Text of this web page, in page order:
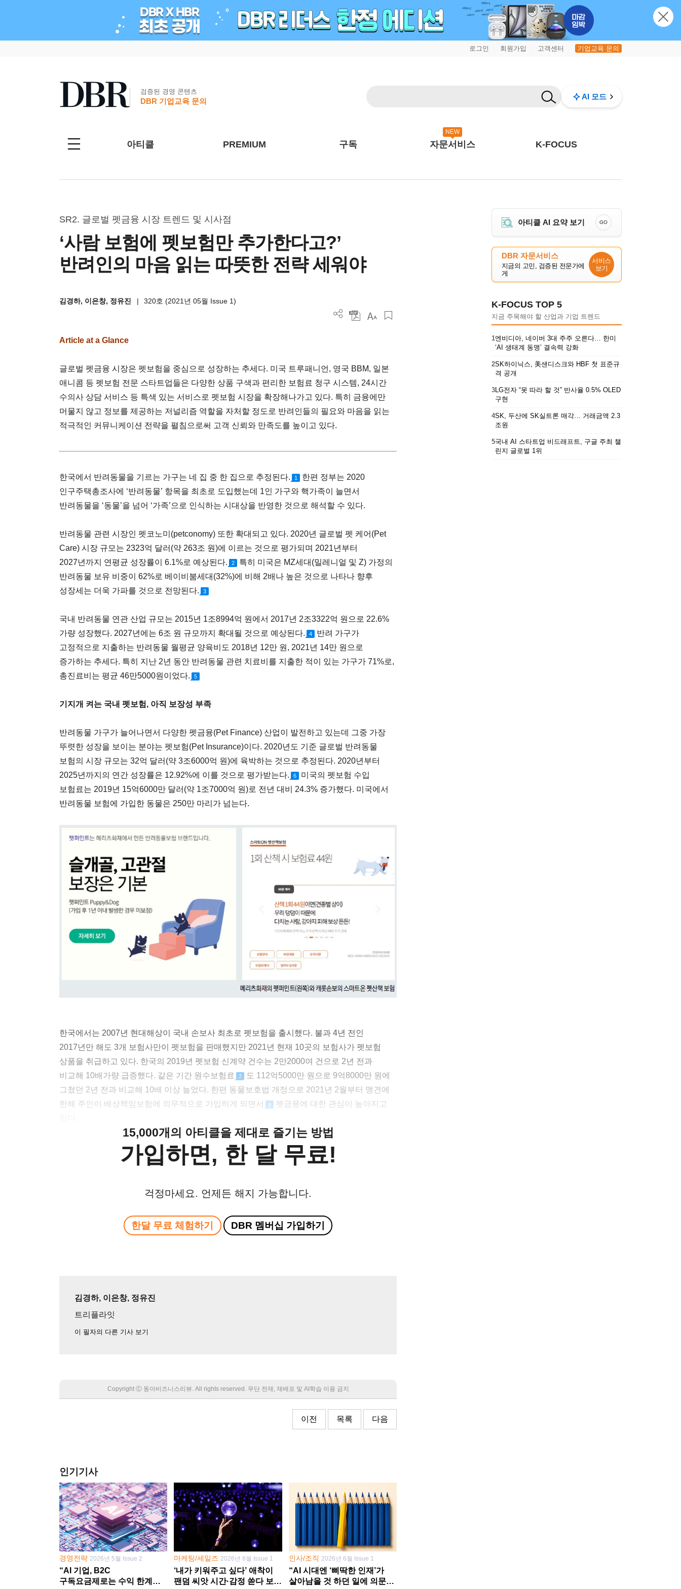
로그인 회원가입 고객센터 기업교육 문의
검증된 경영 콘텐츠
DBR 기업교육 문의
AI 모드
아티클 PREMIUM 구독
NEW
자문서비스 K-FOCUS
SR2. 글로벌 펫금융 시장 트렌드 및 시사점
‘사람 보험에 펫보험만 추가한다고?’
반려인의 마음 읽는 따뜻한 전략 세워야
김경하, 이은창, 정유진 | 320호 (2021년 05월 Issue 1)
Article at a Glance
글로벌 펫금융 시장은 펫보험을 중심으로 성장하는 추세다. 미국 트루패니언, 영국 BBM, 일본
애니콤 등 펫보험 전문 스타트업들은 다양한 상품 구색과 편리한 보험료 청구 시스템, 24시간
수의사 상담 서비스 등 특색 있는 서비스로 펫보험 시장을 확장해나가고 있다. 특히 금융에만
머물지 않고 정보를 제공하는 저널리즘 역할을 자처할 정도로 반려인들의 필요와 마음을 읽는
적극적인 커뮤니케이션 전략을 펼침으로써 고객 신뢰와 만족도를 높이고 있다.
한국에서 반려동물을 기르는 가구는 네 집 중 한 집으로 추정된다. 1
한편 정부는 2020
인구주택총조사에 ‘반려동물’ 항목을 최초로 도입했는데 1인 가구와 핵가족이 늘면서
반려동물을 ‘동물’을 넘어 ‘가족’으로 인식하는 시대상을 반영한 것으로 해석할 수 있다.
반려동물 관련 시장인 펫코노미(petconomy) 또한 확대되고 있다. 2020년 글로벌 펫 케어(Pet
Care) 시장 규모는 2323억 달러(약 263조 원)에 이르는 것으로 평가되며 2021년부터
2027년까지 연평균 성장률이 6.1%로 예상된다.
2
특히 미국은 MZ세대(밀레니얼 및 Z) 가정의
반려동물 보유 비중이 62%로 베이비붐세대(32%)에 비해 2배나 높은 것으로 나타나 향후
성장세는 더욱 가파를 것으로 전망된다.
3
국내 반려동물 연관 산업 규모는 2015년 1조8994억 원에서 2017년 2조3322억 원으로 22.6%
가량 성장했다. 2027년에는 6조 원 규모까지 확대될 것으로 예상된다.
4
반려 가구가
고정적으로 지출하는 반려동물 월평균 양육비도 2018년 12만 원, 2021년 14만 원으로
증가하는 추세다. 특히 지난 2년 동안 반려동물 관련 치료비를 지출한 적이 있는 가구가 71%로,
총진료비는 평균 46만5000원이었다.
5
기지개 켜는 국내 펫보험, 아직 보장성 부족
반려동물 가구가 늘어나면서 다양한 펫금융(Pet Finance) 산업이 발전하고 있는데 그중 가장
뚜렷한 성장을 보이는 분야는 펫보험(Pet Insurance)이다. 2020년도 기준 글로벌 반려동물
보험의 시장 규모는 32억 달러(약 3조6000억 원)에 육박하는 것으로 추정된다. 2020년부터
2025년까지의 연간 성장률은 12.92%에 이를 것으로 평가받는다.
6
미국의 펫보험 수입
보험료는 2019년 15억6000만 달러(약 1조7000억 원)로 전년 대비 24.3% 증가했다. 미국에서
반려동물 보험에 가입한 동물은 250만 마리가 넘는다.
한국에서는 2007년 현대해상이 국내 손보사 최초로 펫보험을 출시했다. 불과 4년 전인
2017년만 해도 3개 보험사만이 펫보험을 판매했지만 2021년 현재 10곳의 보험사가 펫보험
상품을 취급하고 있다. 한국의 2019년 펫보험 신계약 건수는 2만2000여 건으로 2년 전과
비교해 10배가량 급증했다. 같은 기간 원수보험료
7
도 112억5000만 원으로 9억8000만 원에
그쳤던 2년 전과 비교해 10배 이상 늘었다. 한편 동물보호법 개정으로 2021년 2월부터 맹견에
한해 주인이 배상책임보험에 의무적으로 가입하게 되면서
8
펫금융에 대한 관심이 높아지고
15,000개의 아티클을 제대로 즐기는 방법
가입하면, 한 달 무료!
걱정마세요. 언제든 해지 가능합니다.
한달 무료 체험하기 DBR 멤버십 가입하기
김경하, 이은창, 정유진
트리플라잇
이 필자의 다른 기사 보기
Copyright Ⓒ 동아비즈니스리뷰. All rights reserved. 무단 전재, 재배포 및 AI학습 이용 금지
이전 목록 다음
인기기사
경영전략 2026년 5월 Issue 2
“AI 기업, B2C
구독요금제로는 수익 한계
마케팅/세일즈2026년 8월 Issue 1
‘내가 키워주고 싶다’ 애착이
팬덤 씨앗 시간·감정 쏟다 보면
인사/조직 2026년 6월 Issue 1
“AI 시대엔 ‘삐딱한 인재’가
살아남을 것 하던 일에 의문
아티클 AI 요약 보기 GO
DBR 자문서비스
지금의 고민, 검증된 전문가에
게
서비스
보기
K-FOCUS TOP 5
지금 주목해야 할 산업과 기업 트렌드
1엔비디아, 네이버 3대 주주 오른다… 한미
‘AI 생태계 동맹’ 결속력 강화
2SK하이닉스, 美샌디스크와 HBF 첫 표준규
격 공개
3LG전자 “못 따라 할 것” 반사율 0.5% OLED
구현
4SK, 두산에 SK실트론 매각… 거래금액 2.3
조원
5국내 AI 스타트업 비드래프트, 구글 주최 챌
린지 글로벌 1위